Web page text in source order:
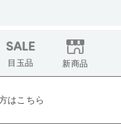
目玉品 新商品
はこちら